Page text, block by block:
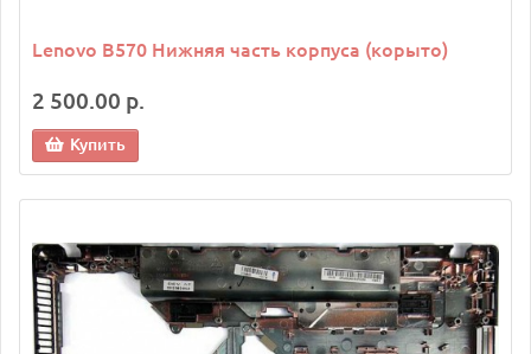
Lenovo B570 Нижняя часть корпуса (корыто)
2 500.00 р.
Купить